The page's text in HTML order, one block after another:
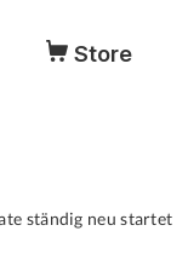
Store
ständig neu startet